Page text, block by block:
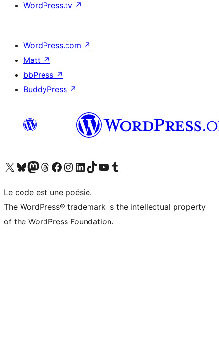
WordPress.tv ↗
WordPress.com ↗
Matt ↗
bbPress ↗
BuddyPress ↗
Visitez notre compte X (précédemment Twitter)
Visiter notre compte Bluesky
Visiter notre compte Mastodon
Visiter notre compte Threads
Consulter notre compte Facebook
Consulter notre compte Instagram
Consulter notre compte LinkedIn
Visiter notre compte TokTok
Visiter notre chaîne YouTube
Visiter notre compte Tumblr
Le code est une poésie.
The WordPress® trademark is the intellectual property
of the WordPress Foundation.